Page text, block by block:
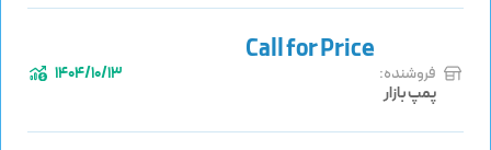
فروشنده:
پمپ بازار
1404/10/13